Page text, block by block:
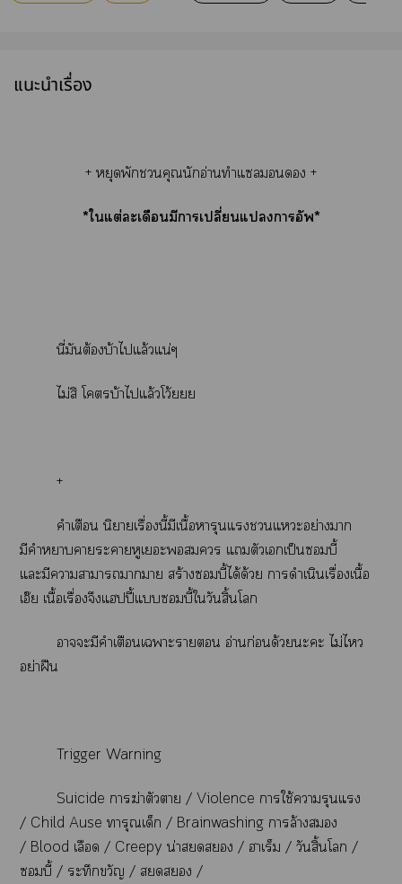
แนะนำเรื่อง
+ หยุดพักคุณนักอ่านทำแ +
*ใแต่ะเดือนมีาเปลี่ยนแาอัพ*
นี่มันต้องบ้าไแล้วแน่ๆ
ไม่สิ โบ้าไแล้วโว้ยยย
+
คำเตือน นิยายเรื่องนี้มีเนื้อหารุนแแะอย่างา
มีคำาาะาหูเะ แตัวเเป็นบี้
แะมีาาาาา สร้างบี้ได้ด้วย าดำเนินเรื่องเนื้อ
เอ๊ย เนื้อเรื่องจึงแฮปปี้แบี้ใวันสิ้นโ
าะมีคำเตือนเาะา อ่านก่อนด้วยะะ ไม่ไ
อย่าฝืน
Trigger Warning
Suicide าฆ่าตัวา / Violence าใช้ารุนแรง
/ Child Ause ทารุณเด็ก / Brainwashing าล้าง
/ Blood เลือด / Creepy น่า / ฮาเร็ม / วันสิ้นโ /
บี้ / ระทึกขวัญ /  /